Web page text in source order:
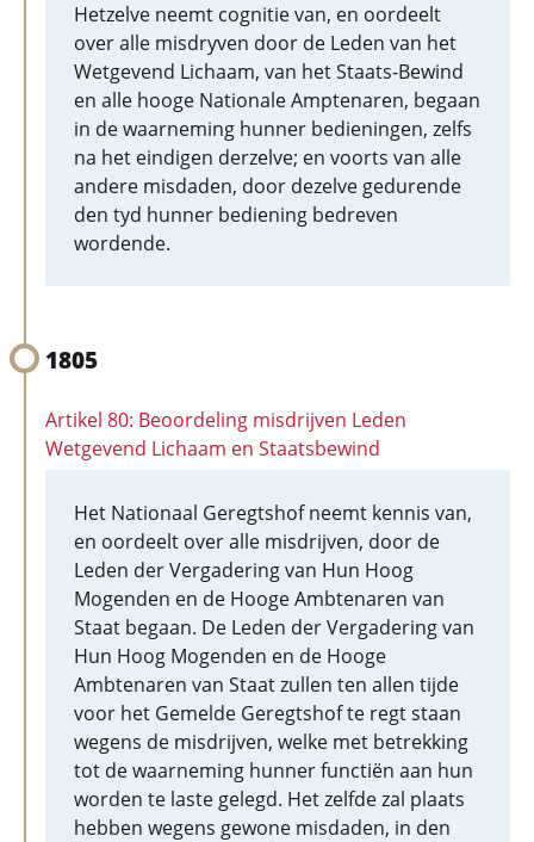
Hetzelve neemt cognitie van, en oordeelt
over alle misdryven door de Leden van het
Wetgevend Lichaam, van het Staats-Bewind
en alle hooge Nationale Amptenaren, begaan
in de waarneming hunner bedieningen, zelfs
na het eindigen derzelve; en voorts van alle
andere misdaden, door dezelve gedurende
den tyd hunner bediening bedreven
wordende.
1805
Artikel 80: Beoordeling misdrijven Leden
Wetgevend Lichaam en Staatsbewind
Het Nationaal Geregtshof neemt kennis van,
en oordeelt over alle misdrijven, door de
Leden der Vergadering van Hun Hoog
Mogenden en de Hooge Ambtenaren van
Staat begaan. De Leden der Vergadering van
Hun Hoog Mogenden en de Hooge
Ambtenaren van Staat zullen ten allen tijde
voor het Gemelde Geregtshof te regt staan
wegens de misdrijven, welke met betrekking
tot de waarneming hunner functiën aan hun
worden te laste gelegd. Het zelfde zal plaats
hebben wegens gewone misdaden, in den